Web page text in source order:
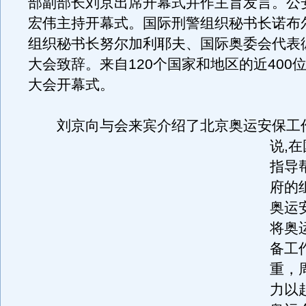
宏伟主持开幕式。国际刑警组织秘书长诺布
组织秘书长努尔加利耶夫、国际奥委会代表
大会致辞。来自120个国家和地区的近400
大会开幕式。
刘京向与会来宾介绍了北京奥运安保工
说,在
指导
府的
奥运
将奥
备工
重，
力以